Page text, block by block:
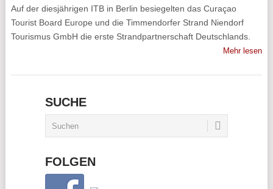
Auf der diesjährigen ITB in Berlin besiegelten das Curaçao
Tourist Board Europe und die Timmendorfer Strand Niendorf
Tourismus GmbH die erste Strandpartnerschaft Deutschlands.
Mehr lesen
SUCHE
FOLGEN